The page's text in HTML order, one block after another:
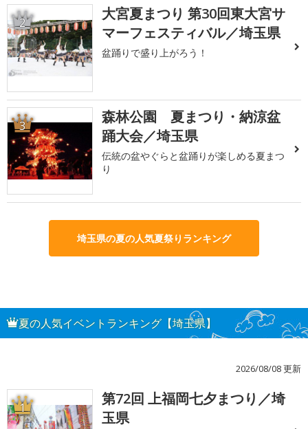
2
大宮夏まつり 第30回東大宮サ
マーフェスティバル／埼玉県
盆踊りで盛り上がろう！
3
森林公園 夏まつり・納涼盆
踊大会／埼玉県
伝統の盆やぐらと盆踊りが楽しめる夏まつ
り
埼玉県の夏の人気夏祭りランキング
夏の人気イベントランキング【埼玉県】
2026/08/08 更新
1
第72回 上福岡七夕まつり／埼
玉県